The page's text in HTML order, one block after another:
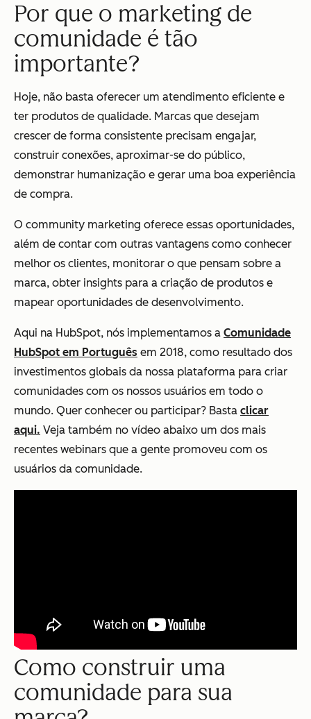
Por que o marketing de
comunidade é tão
importante?
Hoje, não basta oferecer um atendimento eficiente e
ter produtos de qualidade. Marcas que desejam
crescer de forma consistente precisam engajar,
construir conexões, aproximar-se do público,
demonstrar humanização e gerar uma boa experiência
de compra.
O community marketing oferece essas oportunidades,
além de contar com outras vantagens como conhecer
melhor os clientes, monitorar o que pensam sobre a
marca, obter insights para a criação de produtos e
mapear oportunidades de desenvolvimento.
Aqui na HubSpot, nós implementamos a Comunidade
HubSpot em Português em 2018, como resultado dos
investimentos globais da nossa plataforma para criar
comunidades com os nossos usuários em todo o
mundo. Quer conhecer ou participar? Basta clicar
aqui. Veja também no vídeo abaixo um dos mais
recentes webinars que a gente promoveu com os
usuários da comunidade.
Como construir uma
comunidade para sua